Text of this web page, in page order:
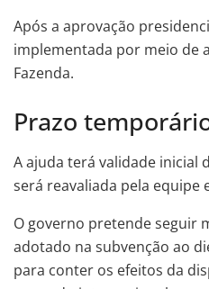
Após a aprovação
implementada por meio de
Fazenda.
Prazo
A ajuda terá validade inicial
será reavaliada pela equipe
O governo pretende seguir
adotado na subvenção ao
para conter os efeitos da